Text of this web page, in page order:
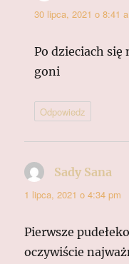
30 lipca, 2021 o 8:41
Po dzieciach
goni
Odpowiedz
Sady Sana
1 lipca, 2021 o 4:34 pm
Pierwsze
oczywiście